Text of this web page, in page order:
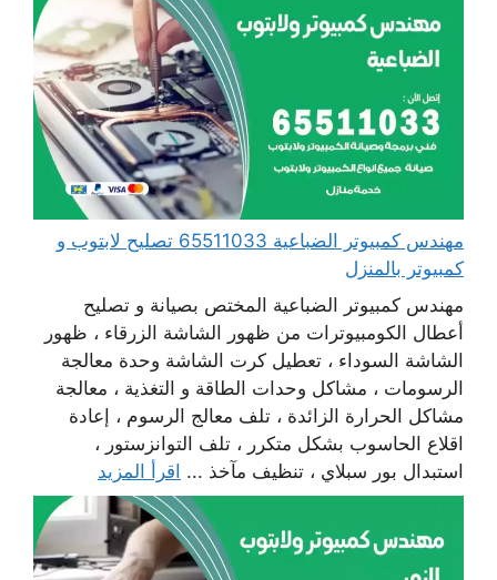
مهندس كمبيوتر الضباعية 65511033 تصليح لابتوب و
كمبيوتر بالمنزل
مهندس كمبيوتر الضباعية المختص بصيانة و تصليح
أعطال الكومبيوترات من ظهور الشاشة الزرقاء ، ظهور
الشاشة السوداء ، تعطيل كرت الشاشة وحدة معالجة
الرسومات ، مشاكل وحدات الطاقة و التغذية ، معالجة
مشاكل الحرارة الزائدة ، تلف معالج الرسوم ، إعادة
اقلاع الحاسوب بشكل متكرر ، تلف التوانزستور ،
استبدال بور سبلاي ، تنظيف مآخذ ... اقرأ المزيد